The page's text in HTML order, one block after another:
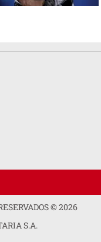
©2026
S.A.